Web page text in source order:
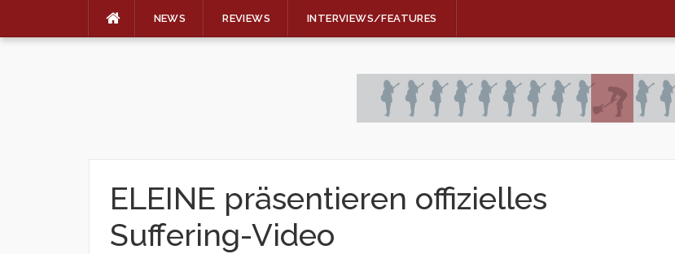
NEWS REVIEWS INTERVIEWS/FEATURES
ELEINE präsentieren offizielles
Suffering-Video